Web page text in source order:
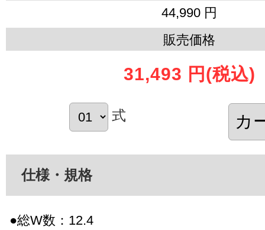
44,990 円
販売価格
31,493 円 (税込)
式
仕様・規格
●総W数：12.4